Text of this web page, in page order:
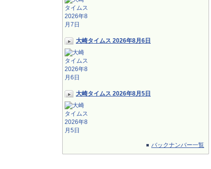
大崎タイムス 2026年8月6日
大崎タイムス 2026年8月5日
バックナンバー一覧